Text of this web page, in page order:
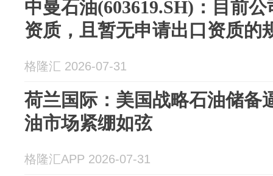
中曼石油(603619.SH)：目前
资质，且暂无申请出口资质的
格隆汇 2026-07-31
荷兰国际：美国战略石油储备
油市场紧绷如弦
格隆汇APP 2026-07-31